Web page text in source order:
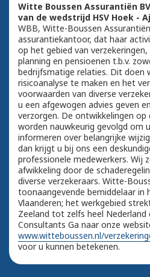
Witte Boussen Assurantiën
van de wedstrijd HSV Hoek -
WBB, Witte-Boussen
assurantiekantoor, dat haar
op het gebied van
planning en pensioenen t.b.v.
bedrijfsmatige relaties. Dit doen
risicoanalyse te maken en het
voorwaarden van diverse
u een afgewogen advies geven
verzorgen. De ontwikkelingen
worden nauwkeurig gevolgd om
informeren over belangrijke
dan krijgt u bij ons een
professionele medewerkers. Wij
afwikkeling door de
diverse verzekeraars. Witte-
toonaangevende bemiddelaar in
Vlaanderen; het werkgebied
Zeeland tot zelfs heel Nederland
Consultants Ga naar onze
www.witteboussen.nl/
voor u kunnen betekenen.